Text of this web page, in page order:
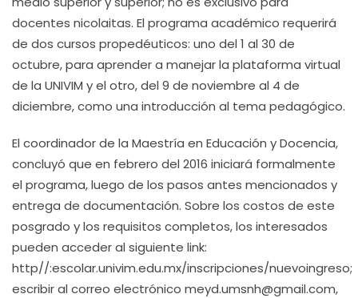
docentes nicolaitas. El programa académico requerirá
de dos cursos propedéuticos: uno del 1 al 30 de
octubre, para aprender a manejar la plataforma virtual
de la UNIVIM y el otro, del 9 de noviembre al 4 de
diciembre, como una introducción al tema pedagógico.
El coordinador de la Maestría en Educación y Docencia,
concluyó que en febrero del 2016 iniciará formalmente
el programa, luego de los pasos antes mencionados y
entrega de documentación. Sobre los costos de este
posgrado y los requisitos completos, los interesados
pueden acceder al siguiente link:
http//:escolar.univim.edu.mx/inscripciones/nuevoingreso;
escribir al correo electrónico meyd.umsnh@gmail.com,